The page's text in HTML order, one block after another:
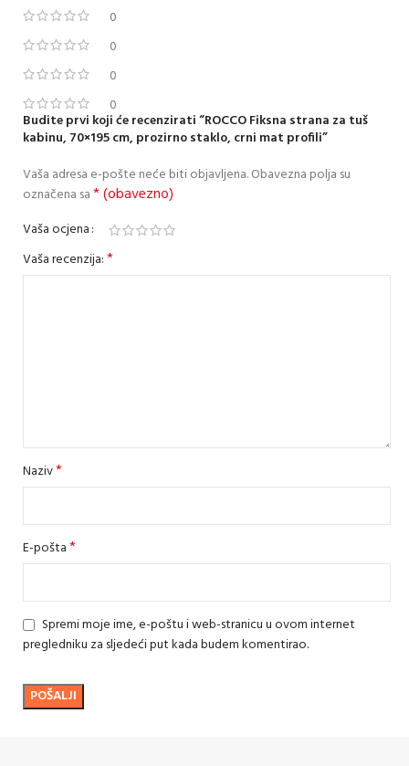
0
0
0
0
Budite prvi koji će recenzirati “ROCCO Fiksna strana za tuš
kabinu, 70×195 cm, prozirno staklo, crni mat profili”
Vaša adresa e-pošte neće biti objavljena.Obavezna polja su
označena sa* (obavezno)
Vaša ocjena
Vaša recenzija:*
Naziv*
E-pošta*
Spremi moje ime, e-poštu i web-stranicu u ovom internet
pregledniku za sljedeći put kada budem komentirao.